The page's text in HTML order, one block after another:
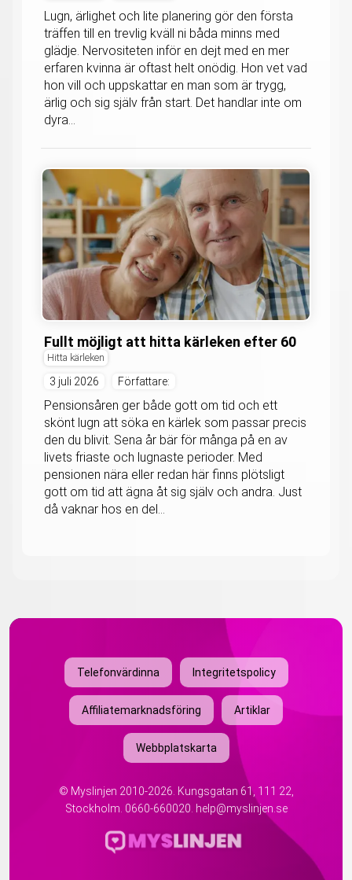
Lugn, ärlighet och lite planering gör den första
träffen till en trevlig kväll ni båda minns med
glädje. Nervositeten inför en dejt med en mer
erfaren kvinna är oftast helt onödig. Hon vet vad
hon vill och uppskattar en man som är trygg,
ärlig och sig själv från start. Det handlar inte om
dyra...
Fullt möjligt att hitta kärleken efter 60
Hitta kärleken
3 juli 2026 Författare:
Pensionsåren ger både gott om tid och ett
skönt lugn att söka en kärlek som passar precis
den du blivit. Sena år bär för många på en av
livets friaste och lugnaste perioder. Med
pensionen nära eller redan här finns plötsligt
gott om tid att ägna åt sig själv och andra. Just
då vaknar hos en del...
Telefonvärdinna Integritetspolicy
Affiliatemarknadsföring Artiklar
Webbplatskarta
© Myslinjen 2010-2026. Kungsgatan 61, 111 22,
Stockholm. 0660-660020 help@myslinjen.se